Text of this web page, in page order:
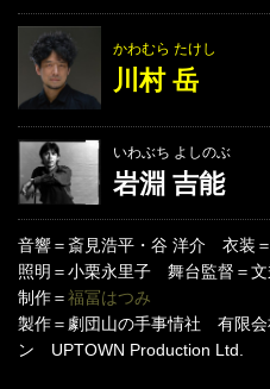
かわむら たけし
川村 岳
いわぶち よしのぶ
岩淵 吉能
音響＝斎見浩平・谷 洋介 衣装
照明＝小栗永里子 舞台監督＝
制作＝福冨はつみ
製作＝劇団山の手事情社 有限会
ン UPTOWN Production Ltd.